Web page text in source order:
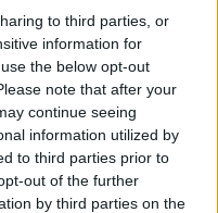
to third parties, or
information for
the below opt-out
note that after your
continue seeing
information utilized by
to third parties prior to
out of the further
by third parties on the
μας»,
Κρεμλίνου
δημοσιογράφους
που κάνει η
αυτό, το οποίο
το πρωί τοπική
της Πέμπτης.